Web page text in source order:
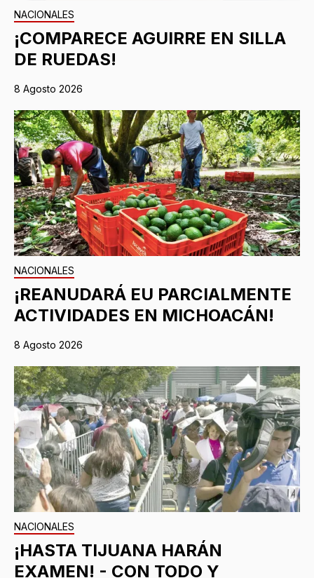
NACIONALES
¡COMPARECE AGUIRRE EN SILLA
DE RUEDAS!
8 Agosto 2026
NACIONALES
¡REANUDARÁ EU PARCIALMENTE
ACTIVIDADES EN MICHOACÁN!
8 Agosto 2026
NACIONALES
¡HASTA TIJUANA HARÁN
EXAMEN! - CON TODO Y